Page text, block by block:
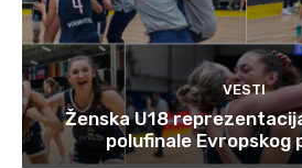
VESTI
Ženska U18
polufinale Evropskog